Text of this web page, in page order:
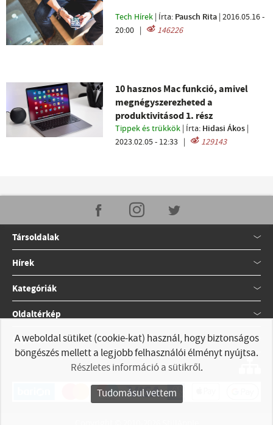
Tech Hírek | Írta: Pausch Rita |2016.05.16 -
20:00 | 146226
10 hasznos Mac funkció, amivel
megnégyszerezheted a
produktivitásod 1. rész
Tippek és trükkök | Írta: Hidasi Ákos |
2023.02.05 - 12:33 | 129143
Társoldalak
Hírek
Kategóriák
Oldaltérkép
Kapcsolat
A weboldal sütiket (cookie-kat) használ, hogy biztonságos
böngészés mellett a legjobb felhasználói élményt nyújtsa.
Részletes információ a sütikről.
Tudomásul vettem